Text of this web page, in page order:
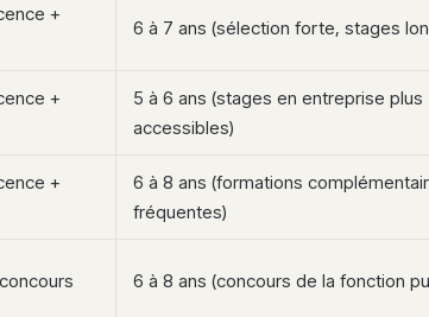
+
6 à 7 ans (sélection forte, stages
+
5 à 6 ans (stages en entreprise plus
accessibles)
+
6 à 8 ans (formations
fréquentes)
6 à 8 ans (concours de la fonction